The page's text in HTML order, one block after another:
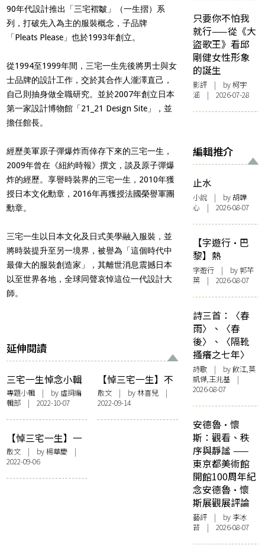
90年代設計推出「三宅褶皺」（一生摺）系
列，打破先入為主的服裝概念，子品牌
「Pleats Please」也於1993年創立。
從1994至1999年間，三宅一生先後將男士與女
士品牌的設計工作，交於其合作人瀧澤直己，
自己則抽身做全職研究。並於2007年創立日本
第一家設計博物館「21_21 Design Site」，並
擔任館長。
經歷美軍原子彈爆炸而倖存下來的三宅一生，
2009年曾在《紐約時報》撰文，談及原子彈爆
炸的經歷。享譽時裝界的三宅一生，2010年獲
授日本文化勳章，2016年再獲授法國榮譽軍團
勳章。
三宅一生以日本文化及日式美學融入服裝，並
將時裝提升至另一境界，被譽為「這個時代中
最偉大的服裝創造家」，其離世消息震撼日本
以至世界各地，全球同聲哀悼這位一代設計大
師。
延伸閱讀
三宅一生悼念小輯
專題小輯 | by 虛詞編
輯部 | 2022-10-07
【悼三宅一生】不
曾擁有的Issey
Miyaki
散文| by林喜兒|
2022-09-14
【悼三宅一生】一
生懸命——三宅一
生超越的設計魂
散文 | by楊華慶 |
2022-09-06
只要你不怕我
就行——從《大
盜歌王》看邱
剛健女性形象
的誕生
影評 | by 柯宇
涵 | 2026-07-28
編輯推介
止水
小說 | by 胡韡
心 | 2026-08-07
【字遊行·巴
黎】熱
字遊行 | by 郭芊
葉 | 2026-08-07
詩三首：〈春
雨〉、〈春
後〉、〈隔靴
搔癢之七年〉
詩歌 | by 飲江,莫
凱傑,王兆基 |
2026-08-07
安德魯·懷
斯：觀看、秩
序與靜謐 ——
東京都美術館
開館100周年紀
念安德魯·懷
斯展觀展評論
藝評 | by 李冰
苔 | 2026-08-07